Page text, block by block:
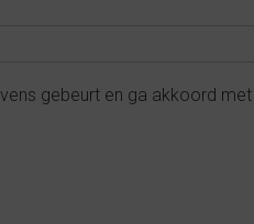
gebeurt en ga akkoord